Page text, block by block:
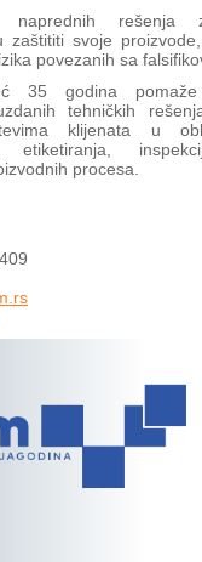
naprednih rešenja
zaštititi svoje
povezanih sa
35 godina pomaže
tehničkih
klijenata u
etiketiranja,
procesa.